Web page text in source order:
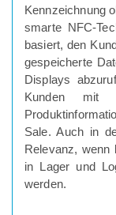
Kennzeichnung
smarte NFC-
basiert, den
gespeicherte
Displays
Kunden mit
Sale. Auch in
Relevanz, wenn
in Lager und
werden.